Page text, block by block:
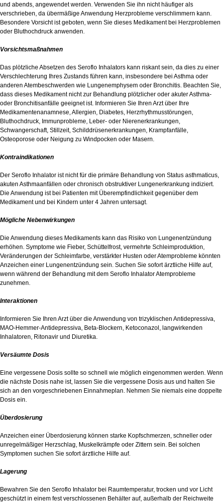
und abends, angewendet werden. Verwenden Sie ihn nicht häufiger als
verschrieben, da übermäßige Anwendung Herzprobleme verschlimmern kann.
Besondere Vorsicht ist geboten, wenn Sie dieses Medikament bei Herzproblemen
oder Bluthochdruck anwenden.
Vorsichtsmaßnahmen
Das plötzliche Absetzen des Seroflo Inhalators kann riskant sein, da dies zu einer
Verschlechterung Ihres Zustands führen kann, insbesondere bei Asthma oder
anderen Atembeschwerden wie Lungenemphysem oder Bronchitis. Beachten Sie,
dass dieses Medikament nicht zur Behandlung plötzlicher oder akuter Asthma-
oder Bronchitisanfälle geeignet ist. Informieren Sie Ihren Arzt über Ihre
Medikamentenanamnese, Allergien, Diabetes, Herzrhythmusstörungen,
Bluthochdruck, Immunprobleme, Leber- oder Nierenerkrankungen,
Schwangerschaft, Stillzeit, Schilddrüsenerkrankungen, Krampfanfälle,
Osteoporose oder Neigung zu Windpocken oder Masern.
Kontraindikationen
Der Seroflo Inhalator ist nicht für die primäre Behandlung von Status asthmaticus,
akuten Asthmaanfällen oder chronisch obstruktiver Lungenerkrankung indiziert.
Die Anwendung ist bei Patienten mit Überempfindlichkeit gegenüber dem
Medikament und bei Kindern unter 4 Jahren untersagt.
Mögliche Nebenwirkungen
Die Anwendung dieses Medikaments kann das Risiko von Lungenentzündung
erhöhen. Symptome wie Fieber, Schüttelfrost, vermehrte Schleimproduktion,
Veränderungen der Schleimfarbe, verstärkter Husten oder Atemprobleme könnten
Anzeichen einer Lungenentzündung sein. Suchen Sie sofort ärztliche Hilfe auf,
wenn während der Behandlung mit dem Seroflo Inhalator Atemprobleme
zunehmen.
Interaktionen
Informieren Sie Ihren Arzt über die Anwendung von trizyklischen Antidepressiva,
MAO-Hemmer-Antidepressiva, Beta-Blockern, Ketoconazol, langwirkenden
Inhalatoren, Ritonavir und Diuretika.
Versäumte Dosis
Eine vergessene Dosis sollte so schnell wie möglich eingenommen werden. Wenn
die nächste Dosis nahe ist, lassen Sie die vergessene Dosis aus und halten Sie
sich an den vorgeschriebenen Einnahmeplan. Nehmen Sie niemals eine doppelte
Dosis ein.
Überdosierung
Anzeichen einer Überdosierung können starke Kopfschmerzen, schneller oder
unregelmäßiger Herzschlag, Muskelkrämpfe oder Zittern sein. Bei solchen
Symptomen suchen Sie sofort ärztliche Hilfe auf.
Lagerung
Bewahren Sie den Seroflo Inhalator bei Raumtemperatur, trocken und vor Licht
geschützt in einem fest verschlossenen Behälter auf, außerhalb der Reichweite